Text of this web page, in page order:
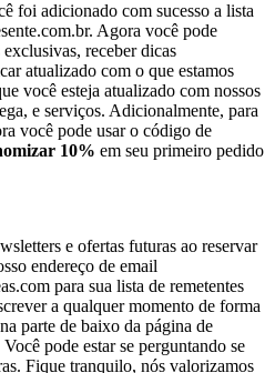
foi adicionado com sucesso a lista
Agora você pode
receber dicas
atualizado com o que estamos
você esteja atualizado com nossos
e serviços. Adicionalmente, para
você pode usar o código de
10% em seu primeiro pedido
e ofertas futuras ao reservar
endereço de email
para sua lista de remetentes
a qualquer momento de forma
parte de baixo da página de
pode estar se perguntando se
Fique tranquilo, nós valorizamos